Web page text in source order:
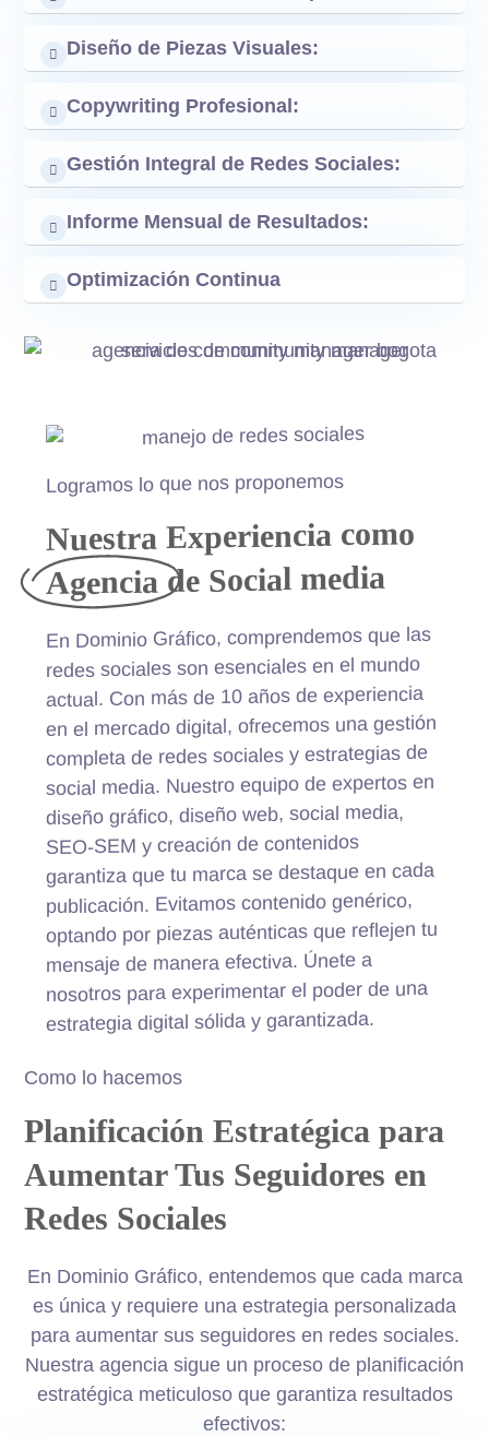
Diseño de Piezas Visuales:
Copywriting Profesional:
Gestión Integral de Redes Sociales:
Informe Mensual de Resultados:
Optimización Continua
Logramos lo que nos proponemos
Nuestra Experiencia como
Agenciade Social media
En Dominio Gráfico, comprendemos que las
redes sociales son esenciales en el mundo
actual. Con más de 10 años de experiencia
en el mercado digital, ofrecemos una gestión
completa de redes sociales y estrategias de
social media. Nuestro equipo de expertos en
diseño gráfico, diseño web, social media,
SEO-SEM y creación de contenidos
garantiza que tu marca se destaque en cada
publicación. Evitamos contenido genérico,
optando por piezas auténticas que reflejen tu
mensaje de manera efectiva. Únete a
nosotros para experimentar el poder de una
estrategia digital sólida y garantizada.
Como lo hacemos
Planificación Estratégica para
Aumentar Tus Seguidores en
Redes Sociales
En Dominio Gráfico, entendemos que cada marca
es única y requiere una estrategia personalizada
para aumentar sus seguidores en redes sociales.
Nuestra agencia sigue un proceso de planificación
estratégica meticuloso que garantiza resultados
efectivos: